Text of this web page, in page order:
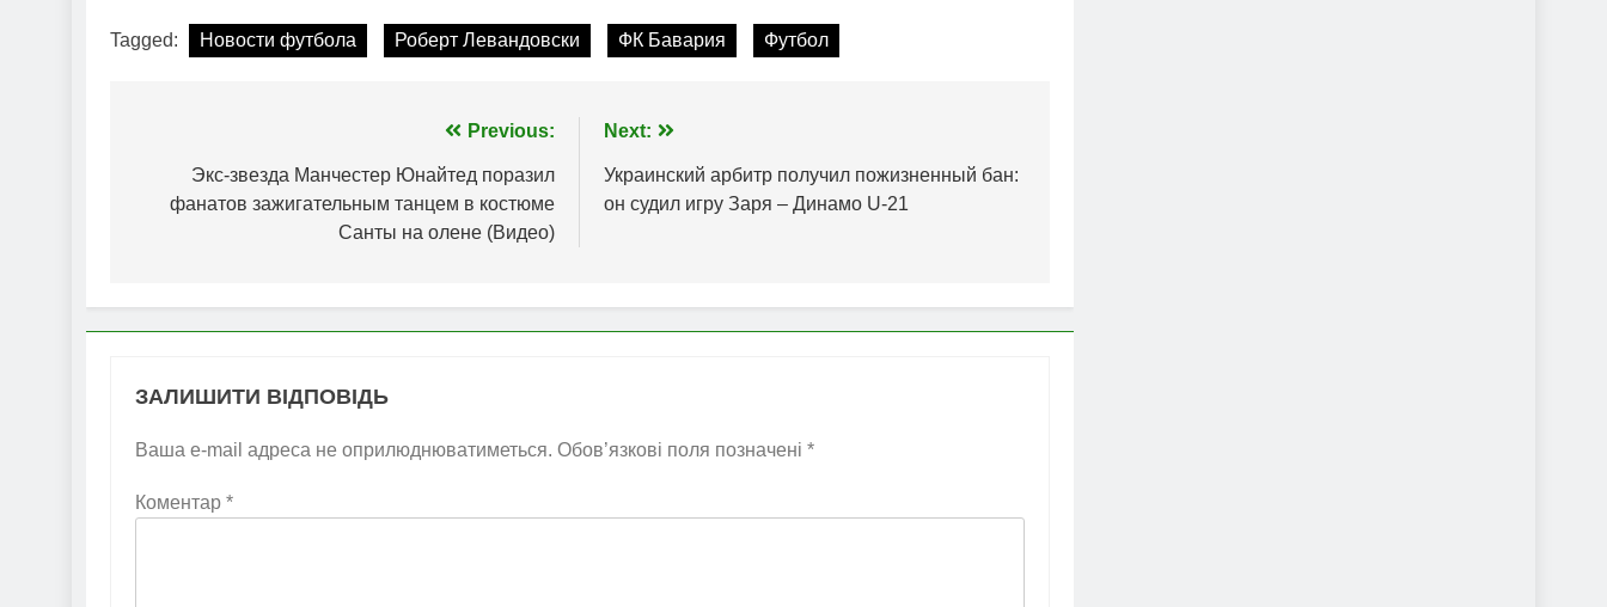
Tagged: Новости футбола Роберт Левандовски ФК Бавария Футбол
записів
Previous:
Экс-звезда Манчестер Юнайтед поразил
фанатов зажигательным танцем в костюме
Санты на олене (Видео)
Next:
Украинский арбитр получил пожизненный бан:
он судил игру Заря – Динамо U-21
ЗАЛИШИТИ ВІДПОВІДЬ
Ваша e-mail адреса не оприлюднюватиметься. Обов’язкові поля позначені *
Коментар *